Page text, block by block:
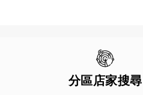
分區店家搜尋